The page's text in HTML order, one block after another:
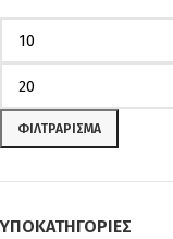
ΦΙΛΤΡΆΡΙΣΜΑ
ΥΠΟΚΑΤΗΓΟΡΊΕΣ